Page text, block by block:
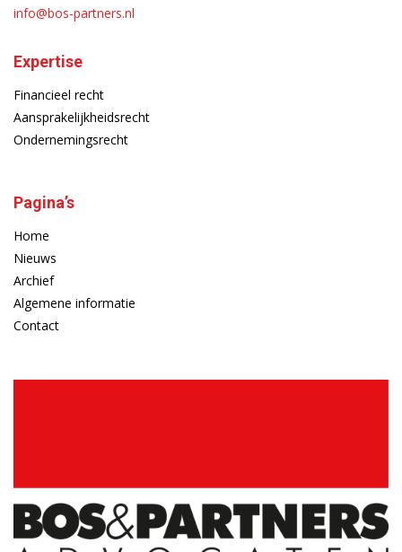
info@bos-partners.nl
Expertise
Financieel recht
Aansprakelijkheidsrecht
Ondernemingsrecht
Pagina’s
Home
Nieuws
Archief
Algemene informatie
Contact